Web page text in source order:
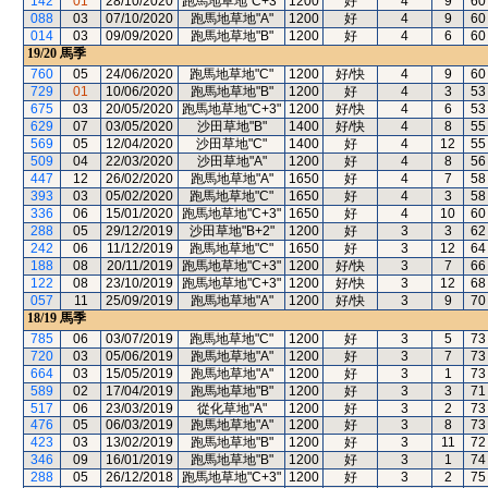
088
03 07/10/2020 跑馬地草地"A" 1200 好 4 9
60
014
03 09/09/2020 跑馬地草地"B" 1200 好 4 6
60
19/20 馬季
760
05 24/06/2020 跑馬地草地"C" 1200 好/快 4 9
60
729
01 10/06/2020 跑馬地草地"B" 1200 好 4 3
53
675
03 20/05/2020 跑馬地草地"C+3" 1200 好/快 4 6
53
629
07 03/05/2020 沙田草地"B" 1400 好/快 4 8
55
569
05 12/04/2020 沙田草地"C" 1400 好 4 12
55
509
04 22/03/2020 沙田草地"A" 1200 好 4 8
56
447
12 26/02/2020 跑馬地草地"A" 1650 好 4 7
58
393
03 05/02/2020 跑馬地草地"C" 1650 好 4 3
58
336
06 15/01/2020 跑馬地草地"C+3" 1650 好 4 10
60
288
05 29/12/2019 沙田草地"B+2" 1200 好 3 3
62
242
06 11/12/2019 跑馬地草地"C" 1650 好 3 12
64
188
08 20/11/2019 跑馬地草地"C+3" 1200 好/快 3 7
66
122
08 23/10/2019 跑馬地草地"C+3" 1200 好/快 3 12
68
057
11 25/09/2019 跑馬地草地"A" 1200 好/快 3 9
70
18/19 馬季
785
06 03/07/2019 跑馬地草地"C" 1200 好 3 5
73
720
03 05/06/2019 跑馬地草地"A" 1200 好 3 7
73
664
03 15/05/2019 跑馬地草地"A" 1200 好 3 1
73
589
02 17/04/2019 跑馬地草地"B" 1200 好 3 3
71
517
06 23/03/2019 從化草地"A" 1200 好 3 2
73
476
05 06/03/2019 跑馬地草地"A" 1200 好 3 8
73
423
03 13/02/2019 跑馬地草地"B" 1200 好 3 11
72
346
09 16/01/2019 跑馬地草地"B" 1200 好 3 1
74
288
05 26/12/2018 跑馬地草地"C+3" 1200 好 3 2
75